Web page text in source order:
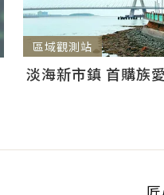
區域觀測站
淡海新市鎮 首購族愛